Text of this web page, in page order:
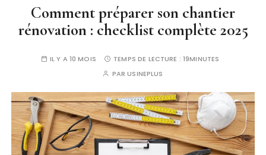
Comment préparer son chantier
rénovation : checklist complète 2025
IL Y A 10 MOIS TEMPS DE LECTURE :19MINUTES
PARUSINEPLUS